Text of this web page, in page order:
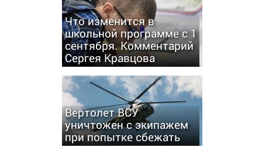
Что изменится в
школьной программе с 1
сентября. Комментарий
Сергея Кравцова
Вертолет ВСУ
уничтожен с экипажем
при попытке сбежать